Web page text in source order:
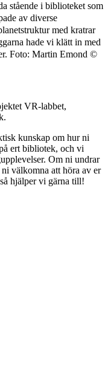
stående i biblioteket som
av diverse
med kratrar
hade vi klätt in med
Foto: Martin Emond ©
VR-labbet,
kunskap om hur ni
ert bibliotek, och vi
Om ni undrar
välkomna att höra av er
så hjälper vi gärna till!